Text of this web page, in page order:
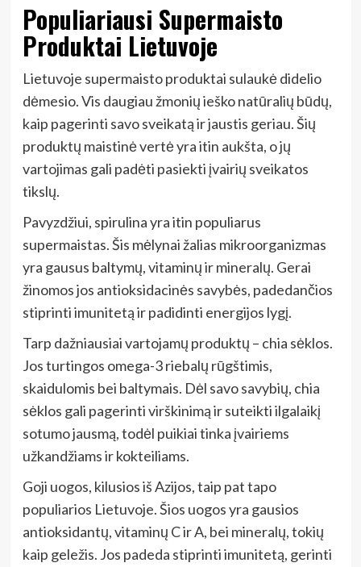
Populiariausi Supermaisto
Produktai Lietuvoje
Lietuvoje supermaisto produktai sulaukė didelio
dėmesio. Vis daugiau žmonių ieško natūralių būdų,
kaip pagerinti savo sveikatą ir jaustis geriau. Šių
produktų maistinė vertė yra itin aukšta, o jų
vartojimas gali padėti pasiekti įvairių sveikatos
tikslų.
Pavyzdžiui, spirulina yra itin populiarus
supermaistas. Šis mėlynai žalias mikroorganizmas
yra gausus baltymų, vitaminų ir mineralų. Gerai
žinomos jos antioksidacinės savybės, padedančios
stiprinti imunitetą ir padidinti energijos lygį.
Tarp dažniausiai vartojamų produktų – chia sėklos.
Jos turtingos omega-3 riebalų rūgštimis,
skaidulomis bei baltymais. Dėl savo savybių, chia
sėklos gali pagerinti virškinimą ir suteikti ilgalaikį
sotumo jausmą, todėl puikiai tinka įvairiems
užkandžiams ir kokteiliams.
Goji uogos, kilusios iš Azijos, taip pat tapo
populiarios Lietuvoje. Šios uogos yra gausios
antioksidantų, vitaminų C ir A, bei mineralų, tokių
kaip geležis. Jos padeda stiprinti imunitetą, gerinti